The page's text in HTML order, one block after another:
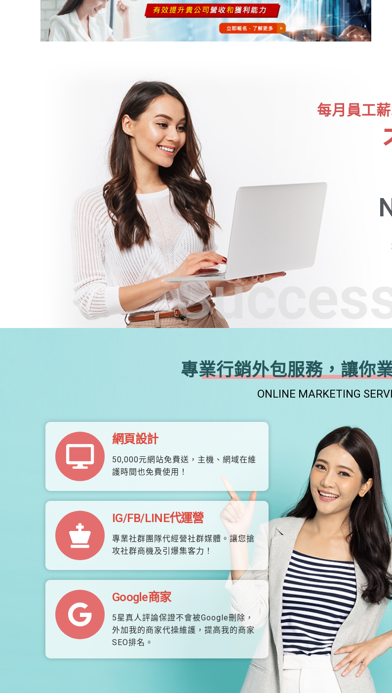
每月員工
專業行銷外包服務，讓你
ONLINE MARKETING
網頁設計
50,000元網站免費送，主機、網域在維
護時間也免費使用！
IG/FB/LINE代運營
專業社群團隊代經營社群媒體。讓您搶
攻社群商機及引爆集客力！
Google商家
5星真人評論保證不會被Google刪除，
外加我的商家代操維護，提高我的商家
SEO排名。